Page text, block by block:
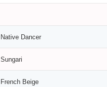
Native Dancer
Sungari
French Beige